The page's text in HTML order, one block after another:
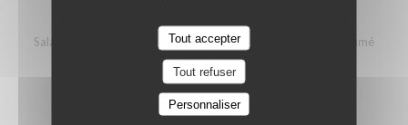
Tout accepter
Tout refuser
Personnaliser
Salade composée - Croquette de crevettes grises - Saumon fumé
18,00 EUR